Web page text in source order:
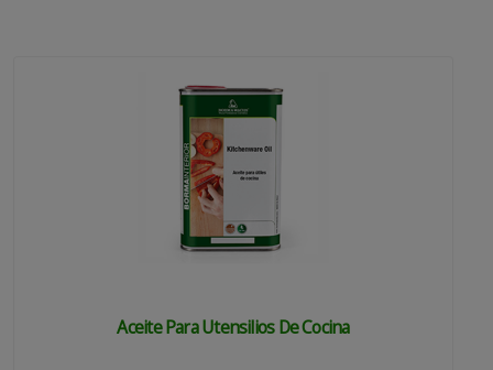
Aceite Para Utensilios De Cocina